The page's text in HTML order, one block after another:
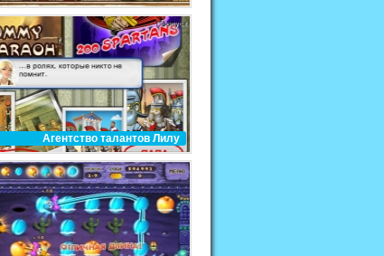
Агентство талантов Лилу